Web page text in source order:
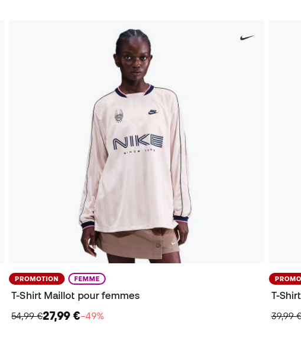
PROMOTION FEMME
T-Shirt Maillot pour femmes
54,99 €27,99 €−49%
T-
39,99